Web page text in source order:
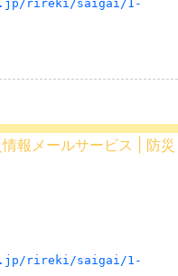
rireki/saigai/1-
報メールサービス | 防災
rireki/saigai/1-